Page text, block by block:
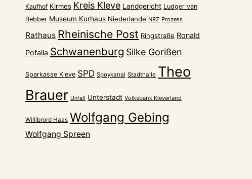
Kaufhof Kirmes Kreis Kleve Landgericht Ludger van
Bebber Museum Kurhaus Niederlande NRZ Prozess
Rathaus Rheinische Post Ringstraße Ronald
Pofalla Schwanenburg Silke Gorißen
Sparkasse Kleve SPD Spoykanal Stadthalle Theo
Brauer Unfall Unterstadt Volksbank Kleverland
Willibrord Haas Wolfgang Gebing
Wolfgang Spreen